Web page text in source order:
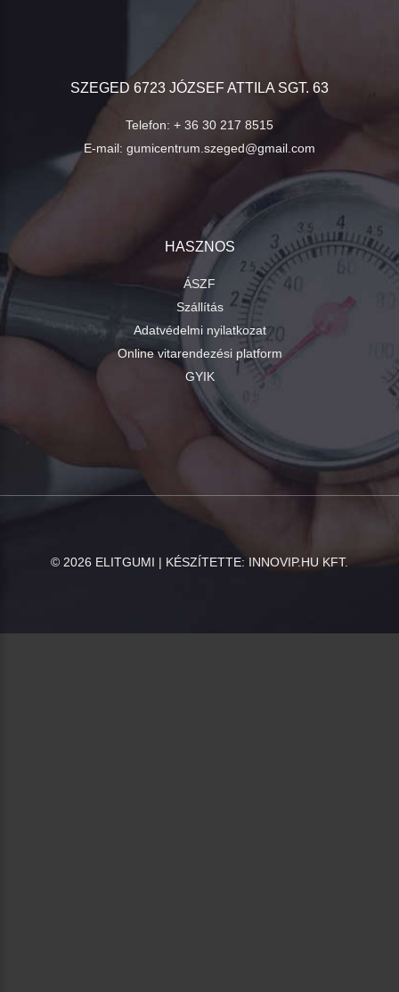
SZEGED 6723 JÓZSEF ATTILA SGT. 63
Telefon: + 36 30 217 8515
E-mail: gumicentrum.szeged@gmail.com
HASZNOS
ÁSZF
Szállítás
Adatvédelmi nyilatkozat
Online vitarendezési platform
GYIK
© 2026 ELITGUMI | KÉSZÍTETTE: INNOVIP.HU KFT.